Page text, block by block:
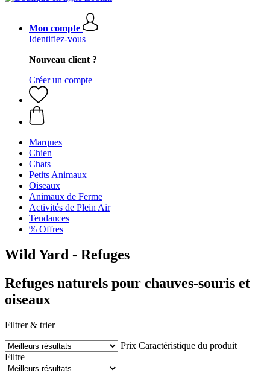
Mon compte
Identifiez-vous
Nouveau client ?
Créer un compte
Marques
Chien
Chats
Petits Animaux
Oiseaux
Animaux de Ferme
Activités de Plein Air
Tendances
% Offres
Wild Yard - Refuges
Refuges naturels pour chauves-souris et
oiseaux
Filtrer & trier
Prix Caractéristique du produit
Filtre